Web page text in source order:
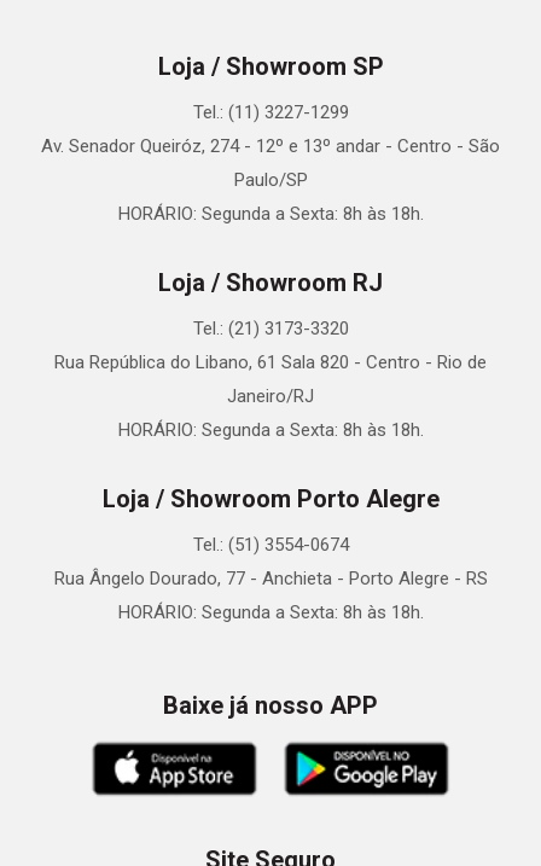
Loja / Showroom SP
Tel.: (11) 3227-1299
Av. Senador Queiróz, 274 - 12º e 13º andar - Centro - São
Paulo/SP
HORÁRIO: Segunda a Sexta: 8h às 18h.
Loja / Showroom RJ
Tel.: (21) 3173-3320
Rua República do Libano, 61 Sala 820 - Centro - Rio de
Janeiro/RJ
HORÁRIO: Segunda a Sexta: 8h às 18h.
Loja / Showroom Porto Alegre
Tel.: (51) 3554-0674
Rua Ângelo Dourado, 77 - Anchieta - Porto Alegre - RS
HORÁRIO: Segunda a Sexta: 8h às 18h.
Baixe já nosso APP